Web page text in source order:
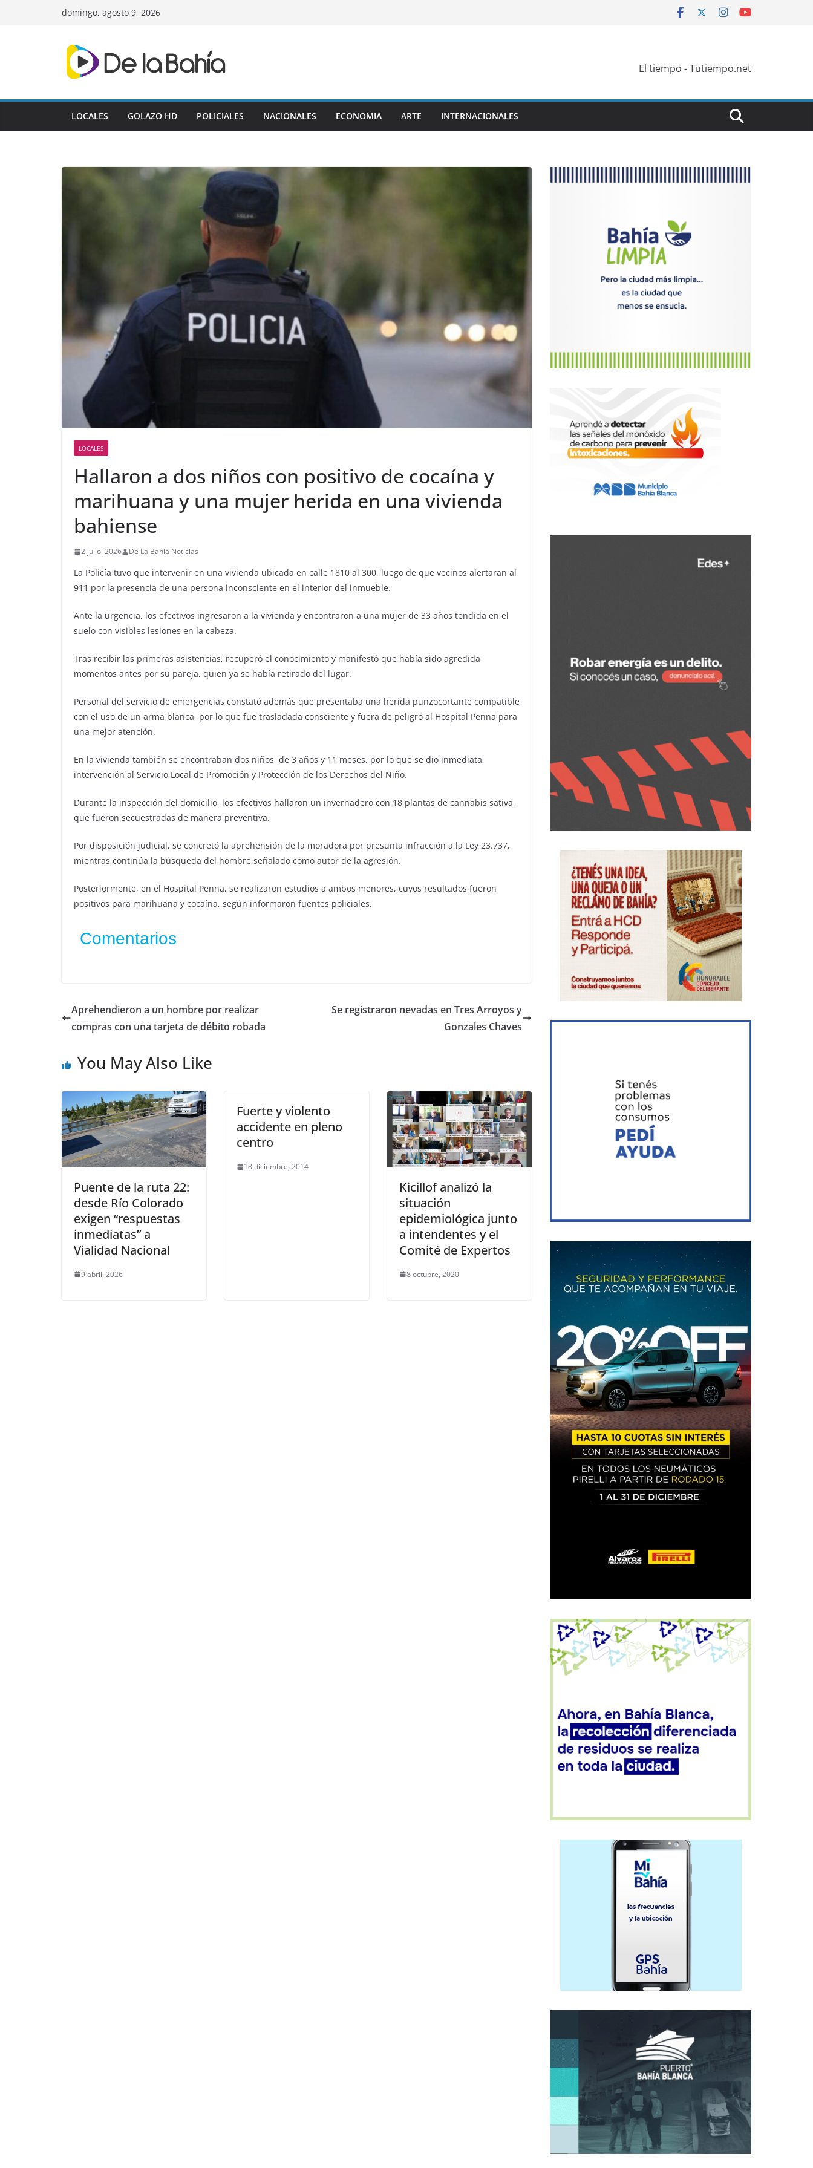
domingo, agosto 9, 2026
El tiempo - Tutiempo.net
LOCALES GOLAZO HD POLICIALES NACIONALES ECONOMIA ARTE INTERNACIONALES
LOCALES
Hallaron a dos niños con positivo de cocaína y
marihuana y una mujer herida en una vivienda
bahiense
2 julio, 2026 De La Bahía Noticias
La Policía tuvo que intervenir en una vivienda ubicada en calle 1810 al 300, luego de que vecinos alertaran al
911 por la presencia de una persona inconsciente en el interior del inmueble.
Ante la urgencia, los efectivos ingresaron a la vivienda y encontraron a una mujer de 33 años tendida en el
suelo con visibles lesiones en la cabeza.
Tras recibir las primeras asistencias, recuperó el conocimiento y manifestó que había sido agredida
momentos antes por su pareja, quien ya se había retirado del lugar.
Personal del servicio de emergencias constató además que presentaba una herida punzocortante compatible
con el uso de un arma blanca, por lo que fue trasladada consciente y fuera de peligro al Hospital Penna para
una mejor atención.
En la vivienda también se encontraban dos niños, de 3 años y 11 meses, por lo que se dio inmediata
intervención al Servicio Local de Promoción y Protección de los Derechos del Niño.
Durante la inspección del domicilio, los efectivos hallaron un invernadero con 18 plantas de cannabis sativa,
que fueron secuestradas de manera preventiva.
Por disposición judicial, se concretó la aprehensión de la moradora por presunta infracción a la Ley 23.737,
mientras continúa la búsqueda del hombre señalado como autor de la agresión.
Posteriormente, en el Hospital Penna, se realizaron estudios a ambos menores, cuyos resultados fueron
positivos para marihuana y cocaína, según informaron fuentes policiales.
Comentarios
Aprehendieron a un hombre por realizar
compras con una tarjeta de débito robada
Se registraron nevadas en Tres Arroyos y
Gonzales Chaves
You May Also Like
Puente de la ruta 22:
desde Río Colorado
exigen “respuestas
inmediatas” a
Vialidad Nacional
9 abril, 2026
Fuerte y violento
accidente en pleno
centro
18 diciembre, 2014
Kicillof analizó la
situación
epidemiológica junto
a intendentes y el
Comité de Expertos
8 octubre, 2020